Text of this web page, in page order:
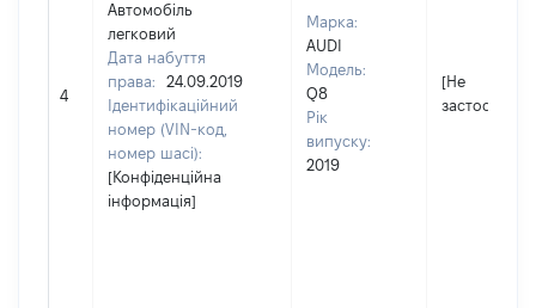
4
Автомобіль
легковий
Дата набуття
права:
24.09.2019
Ідентифікаційний
номер (VIN-код,
номер шасі):
[Конфіденційна
інформація]
Марка:
AUDI
Модель:
Q8
Рік
випуску:
2019
[Не